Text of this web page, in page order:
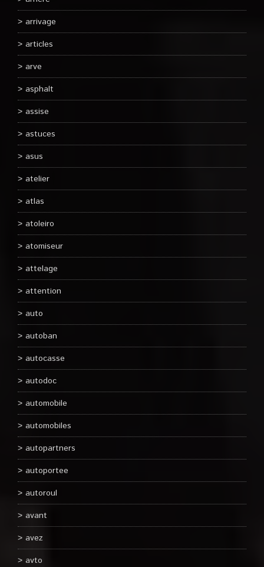
arrivage
articles
arve
asphalt
assise
astuces
asus
atelier
atlas
atoleiro
atomiseur
attelage
attention
auto
autoban
autocasse
autodoc
automobile
automobiles
autopartners
autoportee
autoroul
avant
avez
avto